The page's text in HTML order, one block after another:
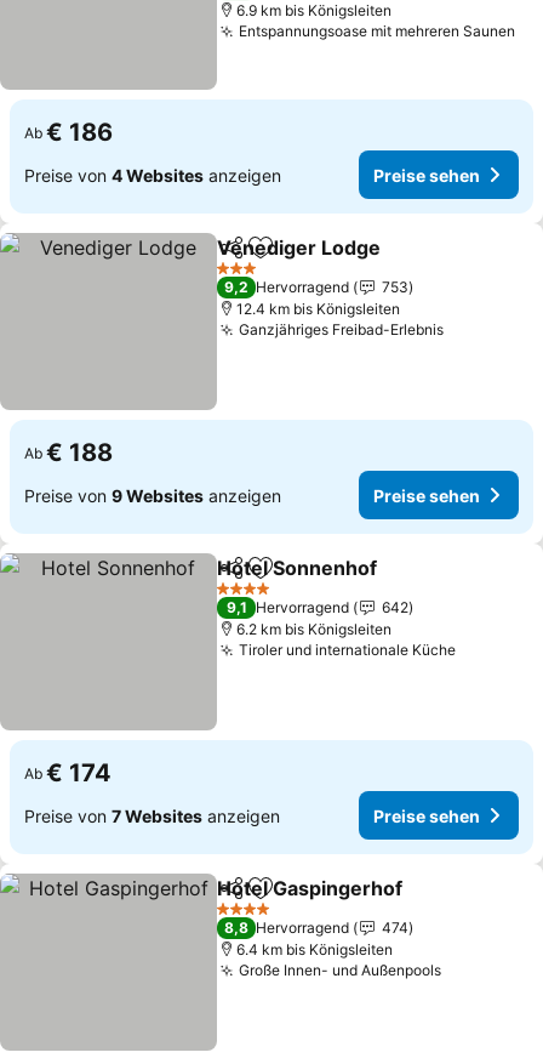
6.9 km bis Königsleiten
Entspannungsoase mit mehreren Saunen
Ab € 186
Preise von 4 Websites anzeigen Preise sehen
TeilenZu Favoriten hinzufügen
Venediger Lodge
3 Sterne
9,2 Hervorragend
753
12.4 km bis Königsleiten
Ganzjähriges Freibad-ErlebnisPreise
Ab € 188
Preise von 9 Websites anzeigen Preise sehen
TeilenZu Favoriten hinzufügen
Hotel Sonnenhof
4 Sterne
9,1 Hervorragend
642
6.2 km bis Königsleiten
Tiroler und internationale KüchePreise
Ab € 174
Preise von 7 Websites anzeigen Preise sehen
TeilenZu Favoriten hinzufügen
Hotel Gaspingerhof
4 Sterne
8,8 Hervorragend
474
6.4 km bis Königsleiten
Große Innen- und AußenpoolsPreise